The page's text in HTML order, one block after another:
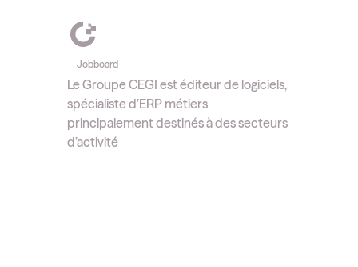
Jobboard
Le Groupe CEGI est éditeur de logiciels,
spécialiste d’ERP métiers
principalement destinés à des secteurs
d’activité